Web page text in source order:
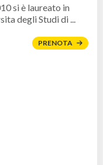
si è laureato in
degli Studi di ...
PRENOTA